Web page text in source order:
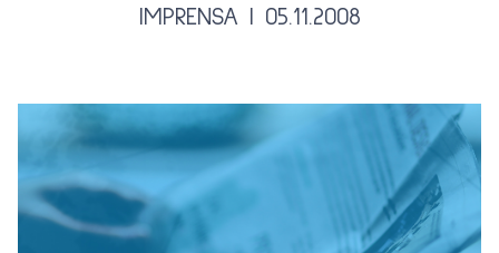
IMPRENSA | 05.11.2008